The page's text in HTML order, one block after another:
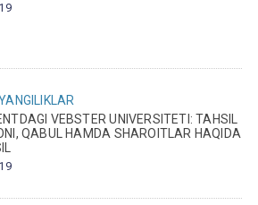
VEBSTER UNIVERSITETI: TAHSIL
QABUL HAMDA SHAROITLAR HAQIDA